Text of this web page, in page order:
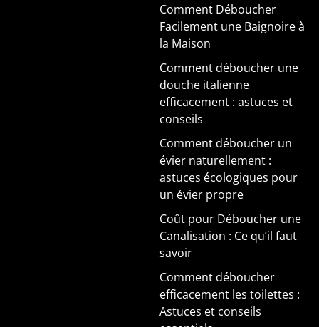
Comment Déboucher
Facilement une Baignoire à
la Maison
Comment déboucher une
douche italienne
efficacement : astuces et
conseils
Comment déboucher un
évier naturellement :
astuces écologiques pour
un évier propre
Coût pour Déboucher une
Canalisation : Ce qu’il faut
savoir
Comment déboucher
efficacement les toilettes :
Astuces et conseils